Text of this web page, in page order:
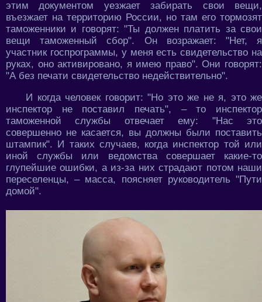
этим документом уезжает забирать свои вещи,
въезжает на территорию России, но там его тормозят
таможенники и говорят: "Ты должен платить за свои
вещи таможенный сбор". Он возражает: "Нет, я
участник госпрограммы, у меня есть свидетельство на
руках, оно активировано, я имею право". Они говорят:
"А без печати свидетельство недействительно".
И когда человек говорит: "Но это же не я, это же
инспектор не поставил печать", – то инспектор
таможенной службы отвечает ему: "Нас это
совершенно не касается, вы должны были поставить
штампик". И таких случаев, когда инспектор той или
иной службы или ведомства совершает какие-то
глупейшие ошибки, а из-за них страдают потом наши
переселенцы, – масса, поясняет руководитель "Пути
домой".